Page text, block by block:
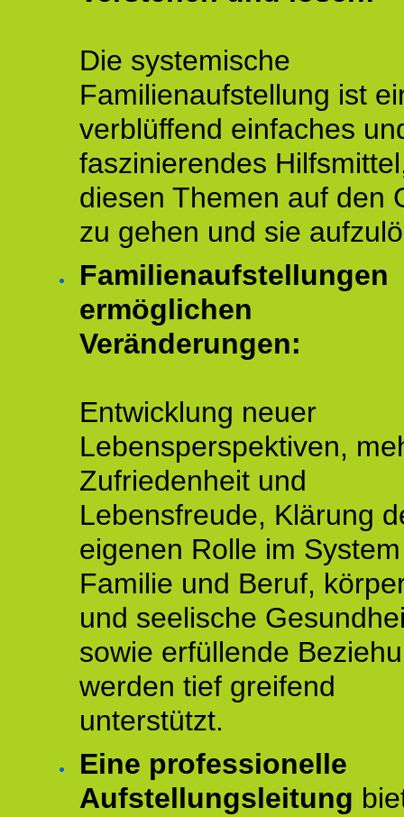
Die systemische
Familienaufstellung ist
verblüffend einfaches
faszinierendes
diesen Themen auf den
zu gehen und sie
Familienaufstellungen
ermöglichen
Veränderungen:
Entwicklung neuer
Lebensperspektiven,
Zufriedenheit und
Lebensfreude, Klärung
eigenen Rolle im
Familie und Beruf,
und seelische
sowie erfüllende
werden tief greifend
unterstützt.
Eine professionelle
Aufstellungsleitung